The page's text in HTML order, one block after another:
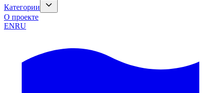
Категории
О проекте
ENRU